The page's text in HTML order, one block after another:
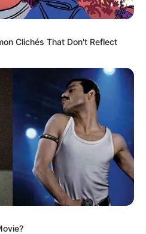
des chevaux en forme du
avec une pénalité
Soumillon peut
désormais bien affûté après
revient en valeur 37, très
Quinté+, il a une bonne
Il a tout pour bien faire
Clichés That Don't Reflect